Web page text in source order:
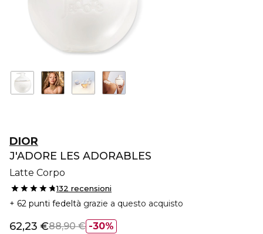
DIOR
J'ADORE LES ADORABLES
Latte Corpo
132 recensioni
62 punti fedeltà grazie a questo acquisto
30%
62,23 €88,90 €